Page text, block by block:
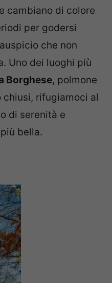
cambiano di colore
per godersi
che non
Uno dei luoghi più
Borghese, polmone
chiusi, rifugiamoci al
di serenità e
bella.